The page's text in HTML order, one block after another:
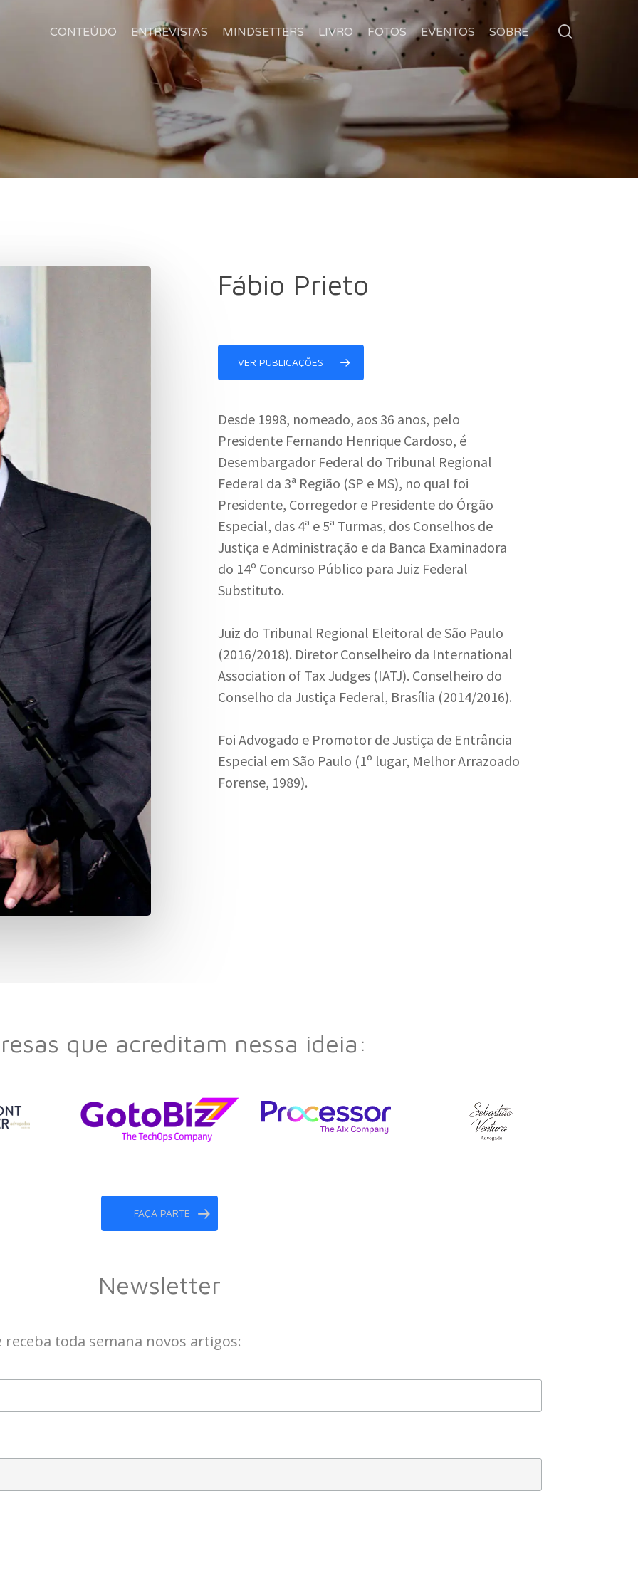
CONTEÚDO ENTREVISTAS MINDSETTERS LIVRO FOTOS EVENTOS SOBRE search
Fábio Prieto
VER PUBLICAÇÕES
Desde 1998, nomeado, aos 36 anos, pelo
Presidente Fernando Henrique Cardoso, é
Desembargador Federal do Tribunal Regional
Federal da 3ª Região (SP e MS), no qual foi
Presidente, Corregedor e Presidente do Órgão
Especial, das 4ª e 5ª Turmas, dos Conselhos de
Justiça e Administração e da Banca Examinadora
do 14º Concurso Público para Juiz Federal
Substituto.
Juiz do Tribunal Regional Eleitoral de São Paulo
(2016/2018). Diretor Conselheiro da International
Association of Tax Judges (IATJ). Conselheiro do
Conselho da Justiça Federal, Brasília (2014/2016).
Foi Advogado e Promotor de Justiça de Entrância
Especial em São Paulo (1º lugar, Melhor Arrazoado
Forense, 1989).
que acreditam nessa ideia:
FAÇA PARTE
Newsletter
toda semana novos artigos: